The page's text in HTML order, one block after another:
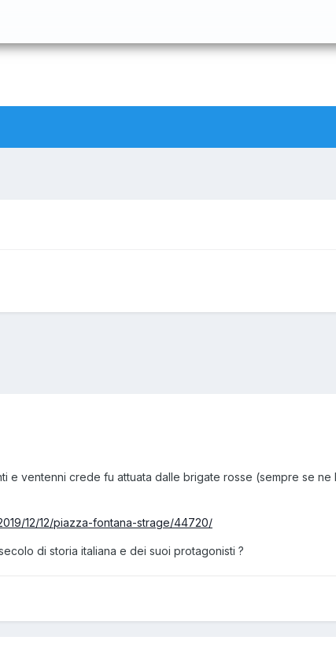
e ventenni crede fu attuata dalle brigate rosse (sempre se
12/12/piazza-fontana-strage/44720/
di storia italiana e dei suoi protagonisti ?